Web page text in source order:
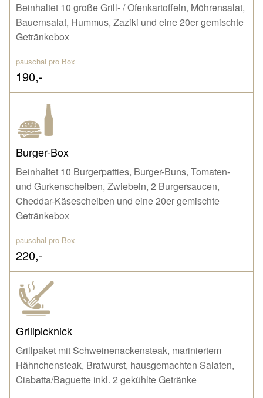
Beinhaltet 10 große Grill- / Ofenkartoffeln, Möhrensalat,
Bauernsalat, Hummus, Zaziki und eine 20er gemischte
Getränkebox
pauschal pro Box
190,-
Burger-Box
Beinhaltet 10 Burgerpatties, Burger-Buns, Tomaten-
und Gurkenscheiben, Zwiebeln, 2 Burgersaucen,
Cheddar-Käsescheiben und eine 20er gemischte
Getränkebox
pauschal pro Box
220,-
Grillpicknick
Grillpaket mit Schweinenackensteak, mariniertem
Hähnchensteak, Bratwurst, hausgemachten Salaten,
Ciabatta/Baguette inkl. 2 gekühlte Getränke